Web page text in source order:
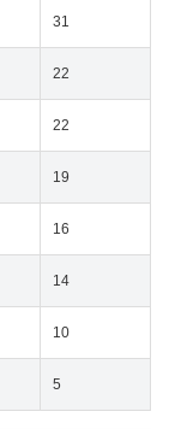
31
22
22
19
16
14
10
5